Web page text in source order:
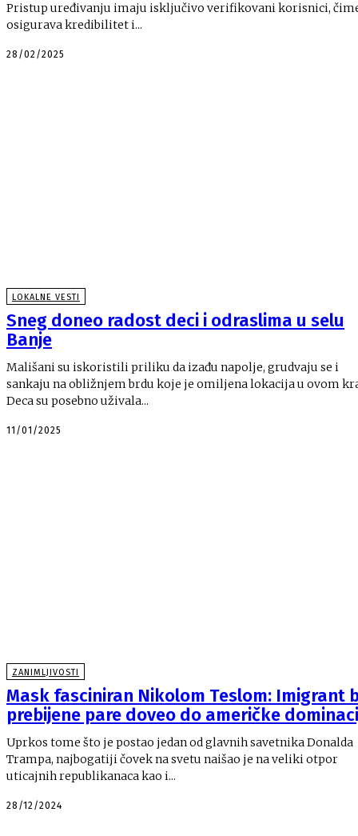
Pristup uređivanju imaju isključivo verifikovani korisnici,
osigurava kredibilitet i...
28/02/2025
LOKALNE VESTI
Sneg doneo radost deci i odraslima u selu
Banje
Mališani su iskoristili priliku da izađu napolje, grudvaju se i
sankaju na obližnjem brdu koje je omiljena lokacija u ovom
Deca su posebno uživala...
11/01/2025
ZANIMLJIVOSTI
Mask fasciniran Nikolom Teslom: Imigrant
prebijene pare doveo do američke
Uprkos tome što je postao jedan od glavnih savetnika Donalda
Trampa, najbogatiji čovek na svetu naišao je na veliki otpor
uticajnih republikanaca kao i...
28/12/2024